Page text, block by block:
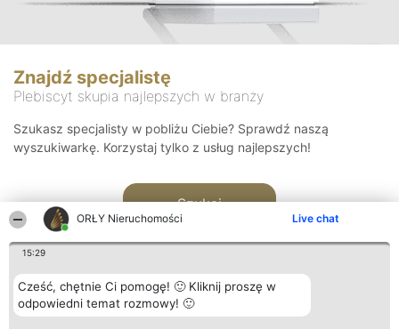
ORŁY Nieruchomości Live chat
15:29
Cześć, chętnie Ci pomogę! 🙂 Kliknij proszę w
odpowiedni temat rozmowy! 🙂
Znajdź specjalistę
Plebiscyt skupia najlepszych w branży
Szukasz specjalisty w pobliżu Ciebie? Sprawdź naszą
wyszukiwarkę. Korzystaj tylko z usług najlepszych!
Szukaj